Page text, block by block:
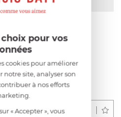
un avis
pour vos
cookies pour améliorer
notre site, analyser son
à nos efforts
« Accepter », vous